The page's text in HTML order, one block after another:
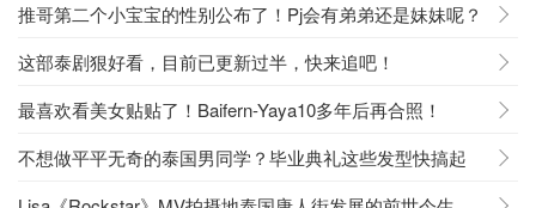
了！
推哥第二个小宝宝的性别公布了！Pj会有弟弟还是妹妹呢？
这部泰剧狠好看，目前已更新过半，快来追吧！
最喜欢看美女贴贴了！Baifern-Yaya10多年后再合照！
不想做平平无奇的泰国男同学？毕业典礼这些发型快搞起